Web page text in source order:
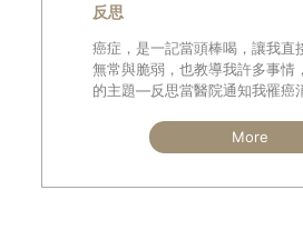
反思
癌症，是一記當頭棒喝，讓我直
無常與脆弱，也教導我許多事情
的主題—反思當醫院通知我罹癌
有二手菸，每年健檢報告都沒有
部卻長出腫瘤，進一步切片檢測
More